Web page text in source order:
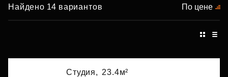
Найдено 14 вариантов По цене
Студия, 23.4м²